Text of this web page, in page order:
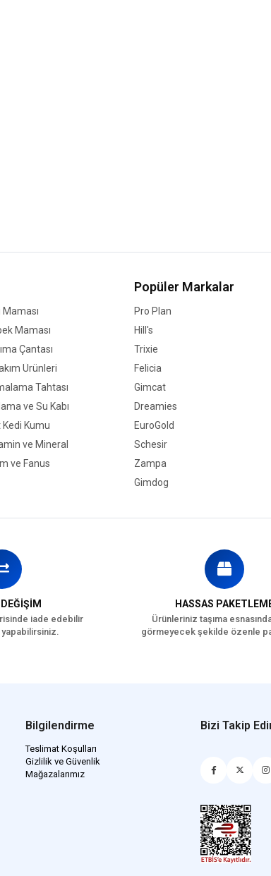
Maması
Çantası
Ürünleri
Tahtası
ve Su Kabı
Kumu
ve Mineral
ve Fanus
Popüler Markalar
Pro Plan
Hill's
Trixie
Felicia
Gimcat
Dreamies
EuroGold
Schesir
Zampa
Gimdog
iade edebilir
HASSAS
Ürünleriniz taşıma
görmeyecek şekilde özenle
Bilgilendirme
Teslimat Koşulları
Gizlilik ve Güvenlik
Mağazalarımız
Bizi Takip